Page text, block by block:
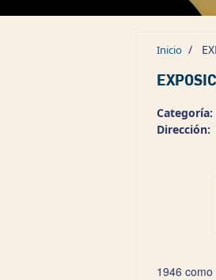
Inicio /
Categoría:
Dirección:
1946